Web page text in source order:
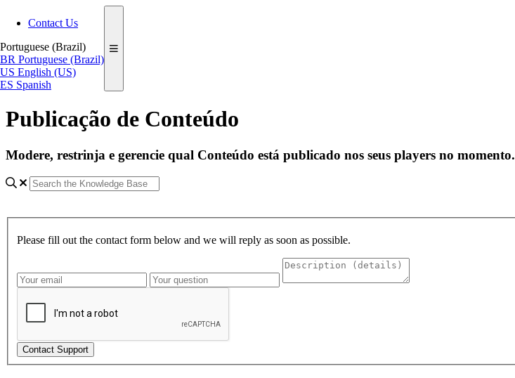
Contact Us
Portuguese (Brazil)
BR Portuguese (Brazil)
US English (US)
ES Spanish
Publicação de Conteúdo
Modere, restrinja e gerencie qual Conteúdo está publicado nos seus players no momento.
Please fill out the contact form below and we will reply as soon as possible.
Contact Support